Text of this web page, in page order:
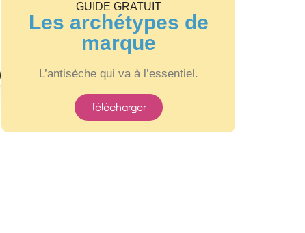
GUIDE GRATUIT
Les archétypes de
marque
L’antisèche qui va à l’essentiel.
Télécharger